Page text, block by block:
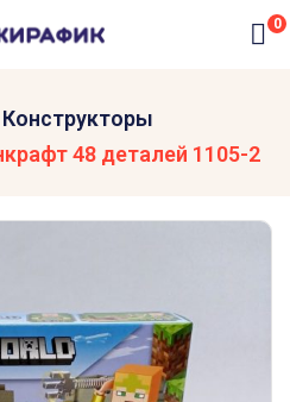
0
Конструкторы
48 деталей 1105-2